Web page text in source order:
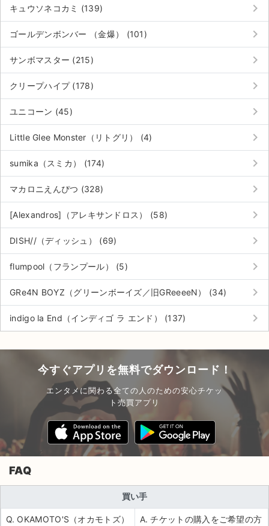
サイト情報
チケットジャム運営会社
チケットジャム利用規約
プライバシーポリシー
特定商取引法に基づく表記
公演登録依頼
不正転売禁止法について
チケットジャムの取り組み
音楽情報
キュウソネコカミ (139) keyboard_arrow_right
ゴールデンボンバー （金爆） (101) keyboard_arrow_right
サンボマスター (215) keyboard_arrow_right
クリープハイプ (178) keyboard_arrow_right
ユニコーン (45) keyboard_arrow_right
Little Glee Monster（リトグリ） (4) keyboard_arrow_right
sumika（スミカ） (174) keyboard_arrow_right
マカロニえんぴつ (328) keyboard_arrow_right
[Alexandros]（アレキサンドロス） (58) keyboard_arrow_right
DISH//（ディッシュ） (69) keyboard_arrow_right
flumpool（フランプール） (5) keyboard_arrow_right
GRe4N BOYZ（グリーンボーイズ／旧GReeeeN） (34) keyboard_arrow_right
indigo la End（インディゴ ラ エンド） (137) keyboard_arrow_right
今すぐアプリを無料でダウンロード！
エンタメに関わる全ての人のための安心チケッ
ト売買アプリ
FAQ
買い手
Q. OKAMOTO'S（オカモトズ）
A. チケットの購入をご希望の方